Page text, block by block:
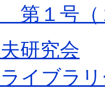
第１号（
研究会
イブラ